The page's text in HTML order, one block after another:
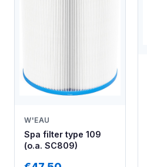
W'EAU
Spa filter type 109
(o.a. SC809)